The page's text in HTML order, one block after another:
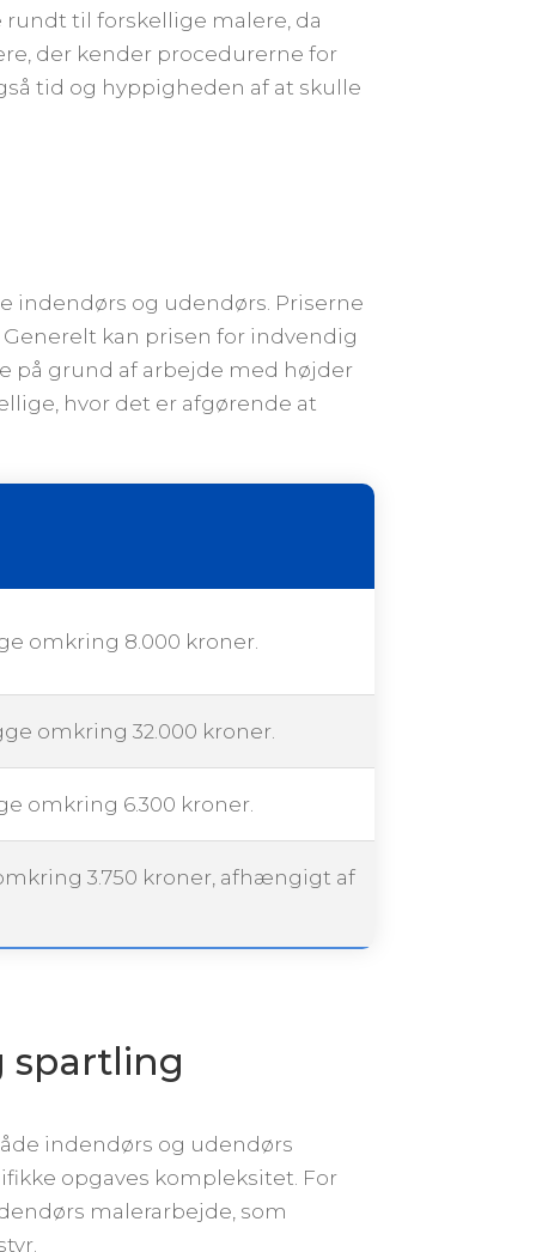
til forskellige malere, da
der kender procedurerne for
tid og hyppigheden af at skulle
indendørs og udendørs. Priserne
kan prisen for indvendig
på grund af arbejde med højder
hvor det er afgørende at
omkring 8.000 kroner.
omkring 32.000 kroner.
omkring 6.300 kroner.
3.750 kroner, afhængigt af
spartling
indendørs og udendørs
opgaves kompleksitet. For
malerarbejde, som